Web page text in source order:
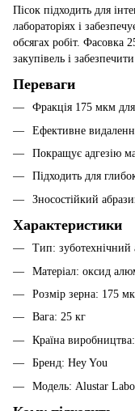
Пісок підходить для
лабораторіях і
обсягах робіт. Фасовка
закупівель і
Переваги
Фракція 175 мкм
Ефективне
Покращує адгезію
Підходить для
Зносостійкий
Характеристики
Тип: зуботехнічний
Матеріал: оксид
Розмір зерна: 175
Вага: 25 кг
Країна
Бренд: Hey You
Модель: Alustar